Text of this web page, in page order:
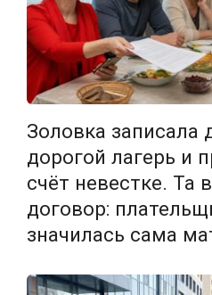
Золовка записала
дорогой лагерь и
счёт невестке. Та
договор:
значилась сама